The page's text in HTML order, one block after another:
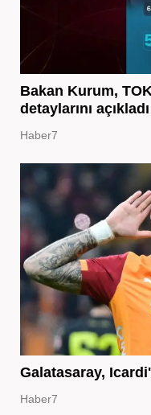
Bakan Kurum,
detaylarını açıkladı
Haber7
Galatasaray,
Haber7